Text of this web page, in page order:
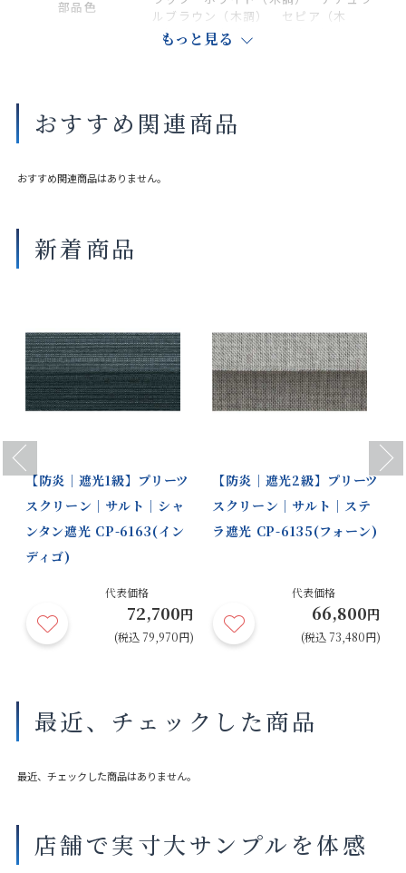
部品色
ルブラウン（木調） セピア（木
調） ダークブラウン（木調）
サイズや仕様によって価格が異なります。
製品タイプや生地の組み合わせによって製作可能な寸法や仕様が異な
操作性等は店舗にてご確認ください。
がございます。
もっと見る
おすすめ関連商品
おすすめ関連商品はありません。
新着商品
Previous
【防炎｜遮光1級】プリーツ
スクリーン｜サルト｜シャ
ンタン遮光 CP-6163(イン
ディゴ)
代表価格
72,700円
(税込 79,970円)
【防炎｜遮光2級】プリーツ
スクリーン｜サルト｜ステ
ラ遮光 CP-6135(フォーン)
代表価格
66,800円
(税込 73,480円)
Next
最近、チェックした商品
最近、チェックした商品はありません。
店舗で実寸大サンプルを体感